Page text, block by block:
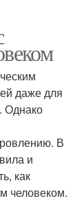
даже для
Однако
В
и
как
человеком.